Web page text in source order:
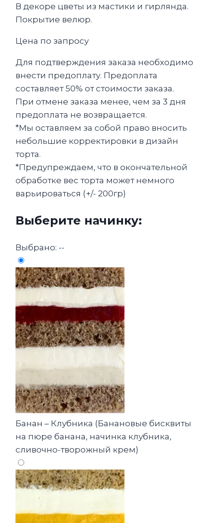
В декоре цветы из мастики и гирлянда.
Покрытие велюр.
Цена по запросу
Для подтверждения заказа необходимо
внести предоплату. Предоплата
составляет 50% от стоимости заказа.
При отмене заказа менее, чем за 3 дня
предоплата не возвращается.
*Мы оставляем за собой право вносить
небольшие корректировки в дизайн
торта.
*Предупреждаем, что в окончательной
обработке вес торта может немного
варьироваться (+/- 200гр)
Выберите начинку:
Выбрано: --
Банан – Клубника (Банановые бисквиты
на пюре банана, начинка клубника,
сливочно-творожный крем)